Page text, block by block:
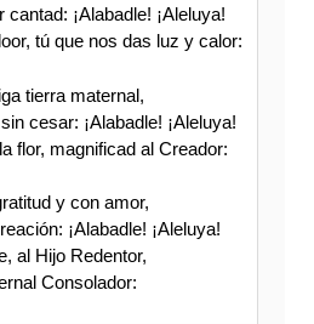
¡Alabadle! ¡Aleluya!
tú que nos das luz y calor:
tierra maternal,
cesar: ¡Alabadle! ¡Aleluya!
flor, magnificad al Creador:
y con amor,
¡Alabadle! ¡Aleluya!
al Hijo Redentor,
Consolador: